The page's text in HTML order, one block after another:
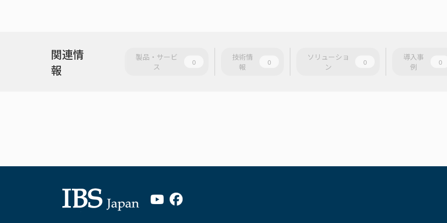
関連情
報
製品・サービ
ス
0
技術情
報
0
ソリューショ
ン
0
導入事
例
0